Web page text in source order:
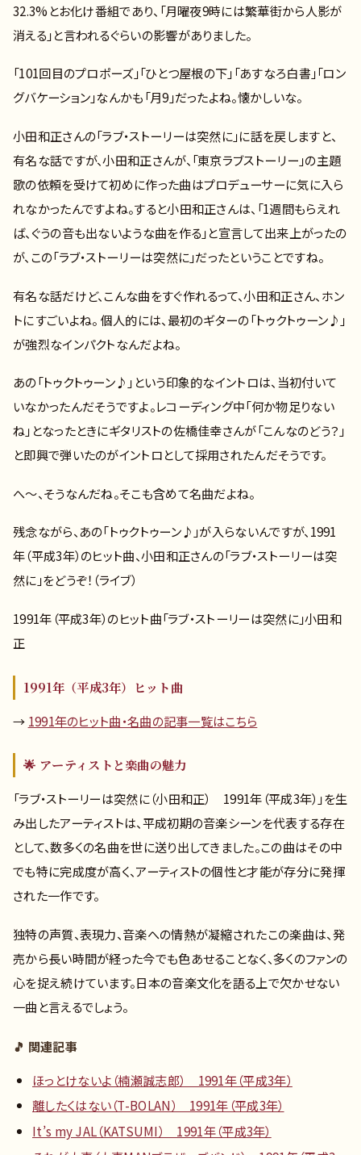
32.3%とお化け番組であり、「月曜夜9時には繁華街から人影が
消える」と言われるぐらいの影響がありました。
「101回目のプロポーズ」「ひとつ屋根の下」「あすなろ白書」「ロン
グバケーション」なんかも「月9」だったよね。懐かしいな。
小田和正さんの「ラブ・ストーリーは突然に」に話を戻しますと、
有名な話ですが、小田和正さんが、「東京ラブストーリー」の主題
歌の依頼を受けて初めに作った曲はプロデューサーに気に入ら
れなかったんですよね。すると小田和正さんは、「1週間もらえれ
ば、ぐうの音も出ないような曲を作る」と宣言して出来上がったの
が、この「ラブ・ストーリーは突然に」だったということですね。
有名な話だけど、こんな曲をすぐ作れるって、小田和正さん、ホン
トにすごいよね。 個人的には、最初のギターの「トゥクトゥーン♪」
が強烈なインパクトなんだよね。
あの「トゥクトゥーン♪」という印象的なイントロは、当初付いて
いなかったんだそうですよ。レコーディング中「何か物足りない
ね」となったときにギタリストの佐橋佳幸さんが「こんなのどう？」
と即興で弾いたのがイントロとして採用されたんだそうです。
へ～、そうなんだね。そこも含めて名曲だよね。
残念ながら、あの「トゥクトゥーン♪」が入らないんですが、1991
年（平成3年）のヒット曲、小田和正さんの「ラブ・ストーリーは突
然に」をどうぞ！（ライブ）
1991年（平成3年）のヒット曲「ラブ・ストーリーは突然に」小田和
正
1991年（平成3年）ヒット曲
→ 1991年のヒット曲・名曲の記事一覧はこちら
🌟 アーティストと楽曲の魅力
「ラブ・ストーリーは突然に（小田和正） 1991年（平成3年）」を生
み出したアーティストは、平成初期の音楽シーンを代表する存在
として、数多くの名曲を世に送り出してきました。この曲はその中
でも特に完成度が高く、アーティストの個性と才能が存分に発揮
された一作です。
独特の声質、表現力、音楽への情熱が凝縮されたこの楽曲は、発
売から長い時間が経った今でも色あせることなく、多くのファンの
心を捉え続けています。日本の音楽文化を語る上で欠かせない
一曲と言えるでしょう。
🎵 関連記事
ほっとけないよ（楠瀬誠志郎） 1991年（平成3年）
離したくはない（T-BOLAN） 1991年（平成3年）
It’s my JAL（KATSUMI） 1991年（平成3年）